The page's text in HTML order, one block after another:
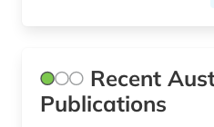
naturwissenschaft (1)
neuseeland (12)
Recent
Publications